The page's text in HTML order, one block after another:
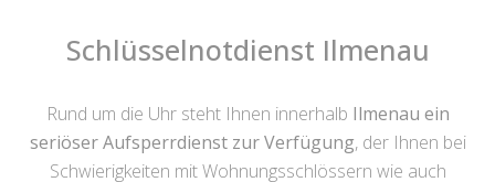
Schlüsselnotdienst Ilmenau
Rund um die Uhr steht Ihnen innerhalb Ilmenau ein
seriöser Aufsperrdienst zur Verfügung, der Ihnen bei
Schwierigkeiten mit Wohnungsschlössern wie auch